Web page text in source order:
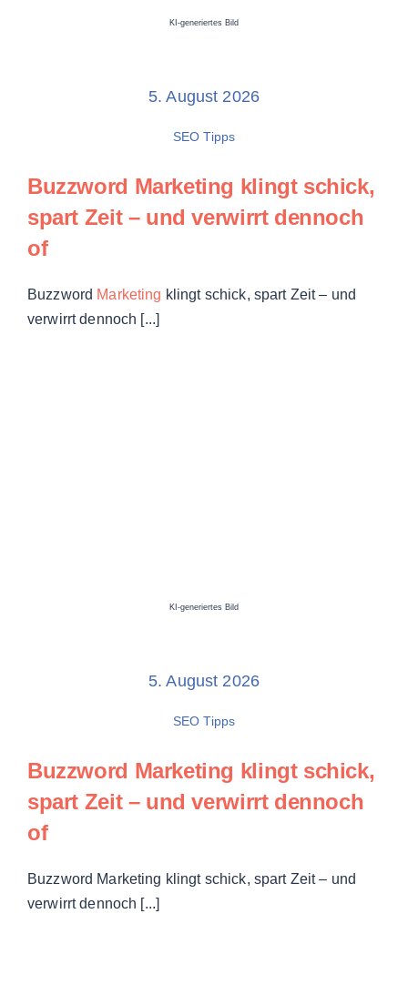
KI-generiertes Bild
5. August 2026
SEO Tipps
Buzzword Marketing klingt schick,
spart Zeit – und verwirrt dennoch
of
Buzzword Marketing klingt schick, spart Zeit – und
verwirrt dennoch [...]
KI-generiertes Bild
5. August 2026
SEO Tipps
Buzzword Marketing klingt schick,
spart Zeit – und verwirrt dennoch
of
Buzzword Marketing klingt schick, spart Zeit – und
verwirrt dennoch [...]